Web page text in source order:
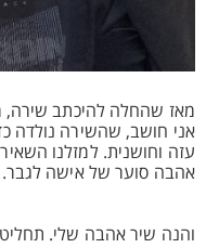
מאז שהחלה להיכתב שירה,
אני חושב, שהשירה נולדה
עזה וחושנית. למזלנו
אהבה סוער של אישה לגבר.
והנה שיר אהבה שלי.